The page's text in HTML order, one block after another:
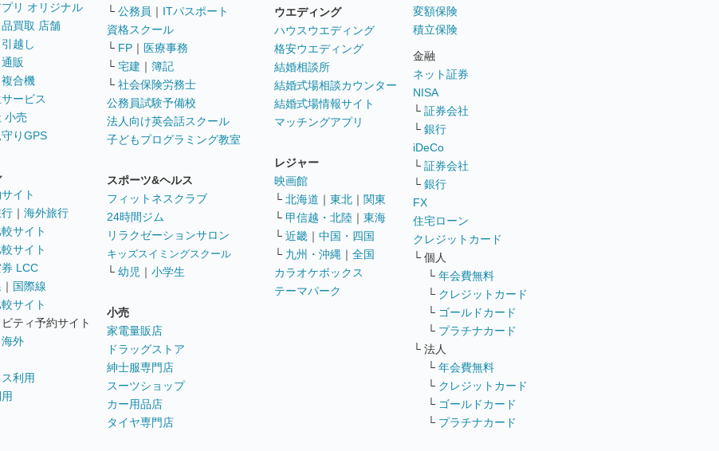
リ オリジナル
買取 店舗
越し
販
合機
ービス
小売
りGPS
イト
｜ 海外旅行
サイト
サイト
LCC
｜ 国際線
サイト
ティ予約サイト
海外
利用
└ 公務員 ｜ ITパスポート
資格スクール
└ FP ｜ 医療事務
└ 宅建 ｜ 簿記
└ 社会保険労務士
公務員試験予備校
法人向け英会話スクール
子どもプログラミング教室
スポーツ&ヘルス
フィットネスクラブ
24時間ジム
リラクゼーションサロン
キッズスイミングスクール
└ 幼児 ｜ 小学生
小売
家電量販店
ドラッグストア
紳士服専門店
スーツショップ
カー用品店
タイヤ専門店
ウエディング
ハウスウエディング
格安ウエディング
結婚相談所
結婚式場相談カウンター
結婚式場情報サイト
マッチングアプリ
レジャー
映画館
└ 北海道 ｜ 東北 ｜ 関東
└ 甲信越・北陸 ｜ 東海
└ 近畿 ｜ 中国・四国
└ 九州・沖縄 ｜ 全国
カラオケボックス
テーマパーク
変額保険
積立保険
金融
ネット証券
NISA
└ 証券会社
└ 銀行
iDeCo
└ 証券会社
└ 銀行
FX
住宅ローン
クレジットカード
└ 個人
└ 年会費無料
└ クレジットカード
└ ゴールドカード
└ プラチナカード
└ 法人
└ 年会費無料
└ クレジットカード
└ ゴールドカード
└ プラチナカード